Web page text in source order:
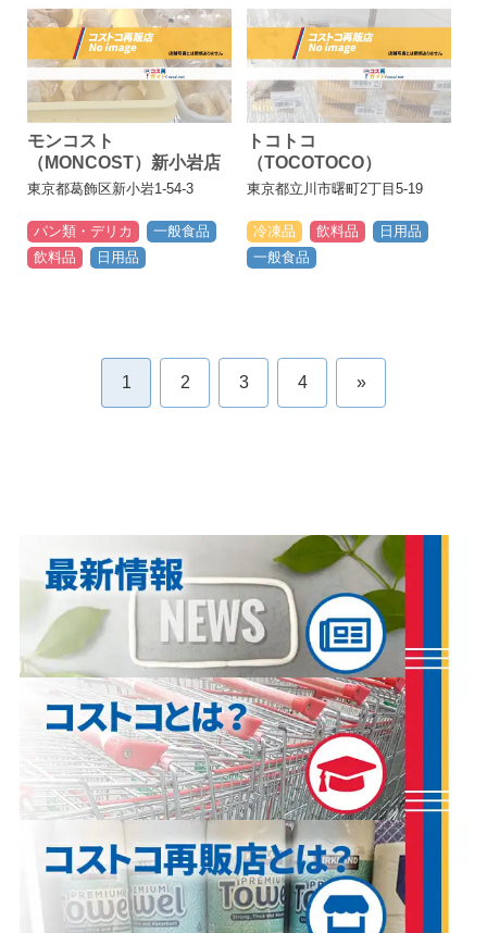
モンコスト
（MONCOST）新小岩店
東京都葛飾区新小岩1-54-3
パン類・デリカ
一般食品
飲料品
日用品
トコトコ
（TOCOTOCO）
東京都立川市曙町2丁目5-19
冷凍品 飲料品
日用品
一般食品
1 2 3 4 »